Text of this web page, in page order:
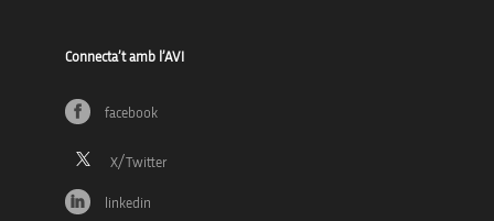
Connecta’t amb l’AVI
facebook
linkedin